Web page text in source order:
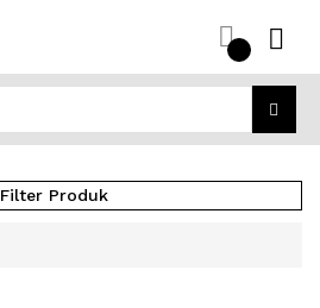
Filter Produk